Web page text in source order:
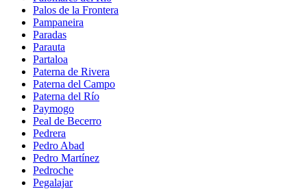
Palos de la Frontera
Pampaneira
Paradas
Parauta
Partaloa
Paterna de Rivera
Paterna del Campo
Paterna del Río
Paymogo
Peal de Becerro
Pedrera
Pedro Abad
Pedro Martínez
Pedroche
Pegalajar